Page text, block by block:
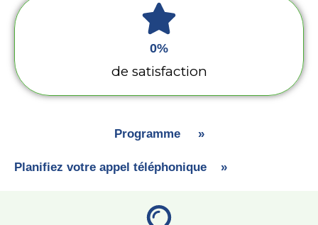
de satisfaction
0%
Programme »
Planifiez votre appel téléphonique »